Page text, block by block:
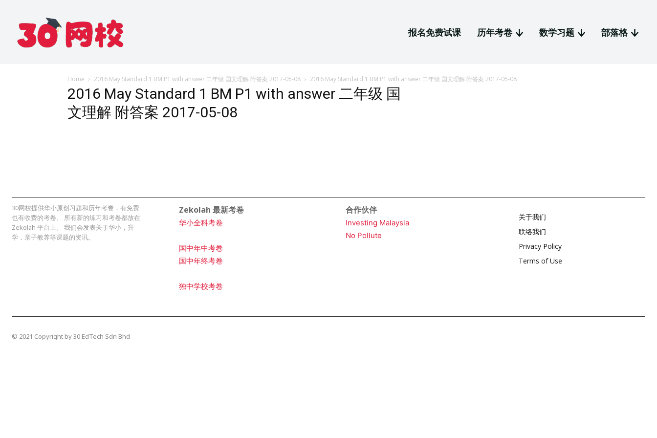
报名免费试课 历年考卷 数学习题 部落格
Home 2016 May Standard 1 BM P1 with answer 二年级 国文理解 附答案 2017-05-08 2016 May Standard 1 BM P1 with answer 二年级 国文理解 附答案 2017-05-08
2016 May Standard 1 BM P1 with answer 二年级 国
文理解 附答案 2017-05-08
30网校提供华小原创习题和历年考卷，有免费
也有收费的考卷。 所有新的练习和考卷都放在
Zekolah 平台上。 我们会发表关于华小，升
学，亲子教养等课题的资讯。
Zekolah 最新考卷
华小全科考卷
国中年中考卷
国中年终考卷
独中学校考卷
合作伙伴
Investing Malaysia
No Pollute
关于我们
联络我们
Privacy Policy
Terms of Use
© 2021 Copyright by 30 EdTech Sdn Bhd